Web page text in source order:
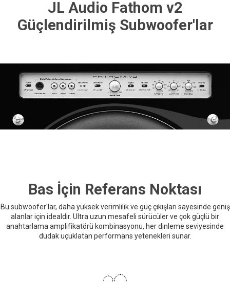
JL Audio Fathom v2
Güçlendirilmiş Subwoofer'lar
Bas İçin Referans Noktası
Bu subwoofer'lar, daha yüksek verimlilik ve güç çıkışları sayesinde geniş
alanlar için idealdir. Ultra uzun mesafeli sürücüler ve çok güçlü bir
anahtarlama amplifikatörü kombinasyonu, her dinleme seviyesinde
dudak uçuklatan performans yetenekleri sunar.